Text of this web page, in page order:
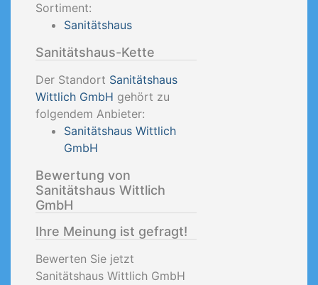
Sortiment:
Sanitätshaus
Sanitätshaus-Kette
Der Standort Sanitätshaus
Wittlich GmbH gehört zu
folgendem Anbieter:
Sanitätshaus Wittlich
GmbH
Bewertung von
Sanitätshaus Wittlich
GmbH
Ihre Meinung ist gefragt!
Bewerten Sie jetzt
Sanitätshaus Wittlich GmbH